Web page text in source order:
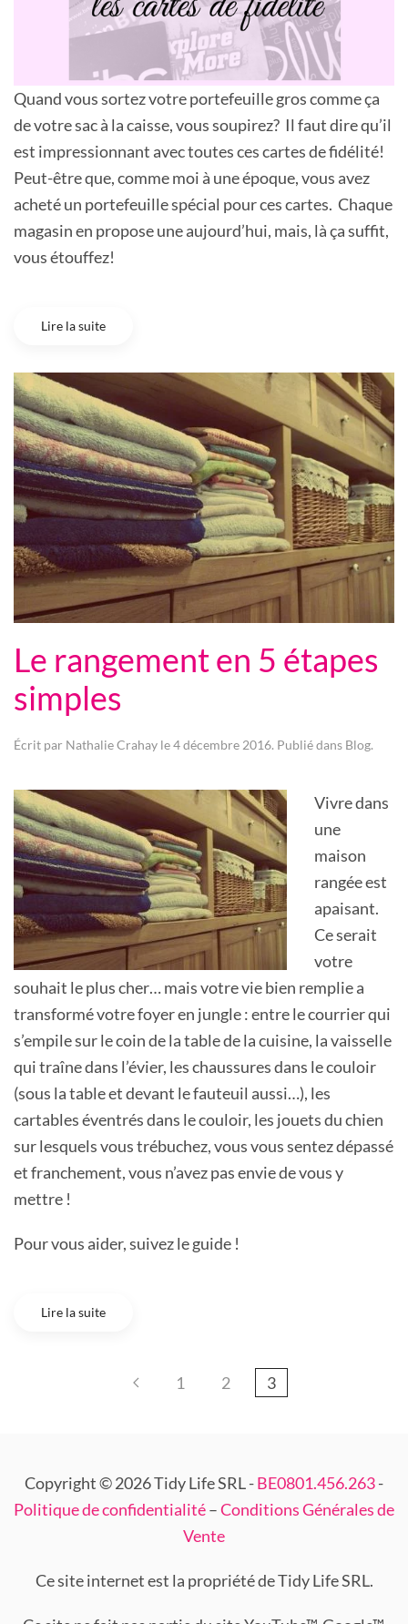
Quand vous sortez votre portefeuille gros comme ça
de votre sac à la caisse, vous soupirez? Il faut dire qu’il
est impressionnant avec toutes ces cartes de fidélité!
Peut-être que, comme moi à une époque, vous avez
acheté un portefeuille spécial pour ces cartes. Chaque
magasin en propose une aujourd’hui, mais, là ça suffit,
vous étouffez!
Lire la suite
Le rangement en 5 étapes
simples
Écrit par Nathalie Crahay le4 décembre 2016. Publié dans Blog.
Vivre dans
une
maison
rangée est
apaisant.
Ce serait
votre
souhait le plus cher… mais votre vie bien remplie a
transformé votre foyer en jungle : entre le courrier qui
s’empile sur le coin de la table de la cuisine, la vaisselle
qui traîne dans l’évier, les chaussures dans le couloir
(sous la table et devant le fauteuil aussi…), les
cartables éventrés dans le couloir, les jouets du chien
sur lesquels vous trébuchez, vous vous sentez dépassé
et franchement, vous n’avez pas envie de vous y
mettre !
Pour vous aider, suivez le guide !
Lire la suite
1 2 3
Copyright © 2026 Tidy Life SRL -BE0801.456.263-
Politique de confidentialité–Conditions Générales de
Vente
Ce site internet est la propriété de Tidy Life SRL.